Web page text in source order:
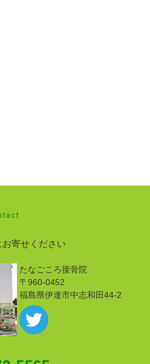
寄せください
たなごころ接骨院
〒960-0452
福島県伊達市中志和田44-2